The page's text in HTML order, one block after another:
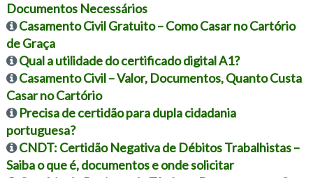
Documentos Necessários
Casamento Civil Gratuito – Como Casar no Cartório
de Graça
Qual a utilidade do certificado digital A1?
Casamento Civil – Valor, Documentos, Quanto Custa
Casar no Cartório
Precisa de certidão para dupla cidadania
portuguesa?
CNDT: Certidão Negativa de Débitos Trabalhistas –
Saiba o que é, documentos e onde solicitar